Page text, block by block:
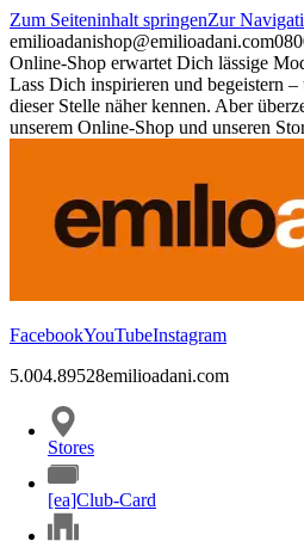
Zum Seiteninhalt springenZur
emilioadanishop@emilioadani.com
Online-Shop erwartet Dich lässige
Lass Dich inspirieren und begeistern
dieser Stelle näher kennen. Aber
unserem Online-Shop und unseren
FacebookYouTubeInstagram
5.004.89528emilioadani.com
Stores
[ea]Club-Card